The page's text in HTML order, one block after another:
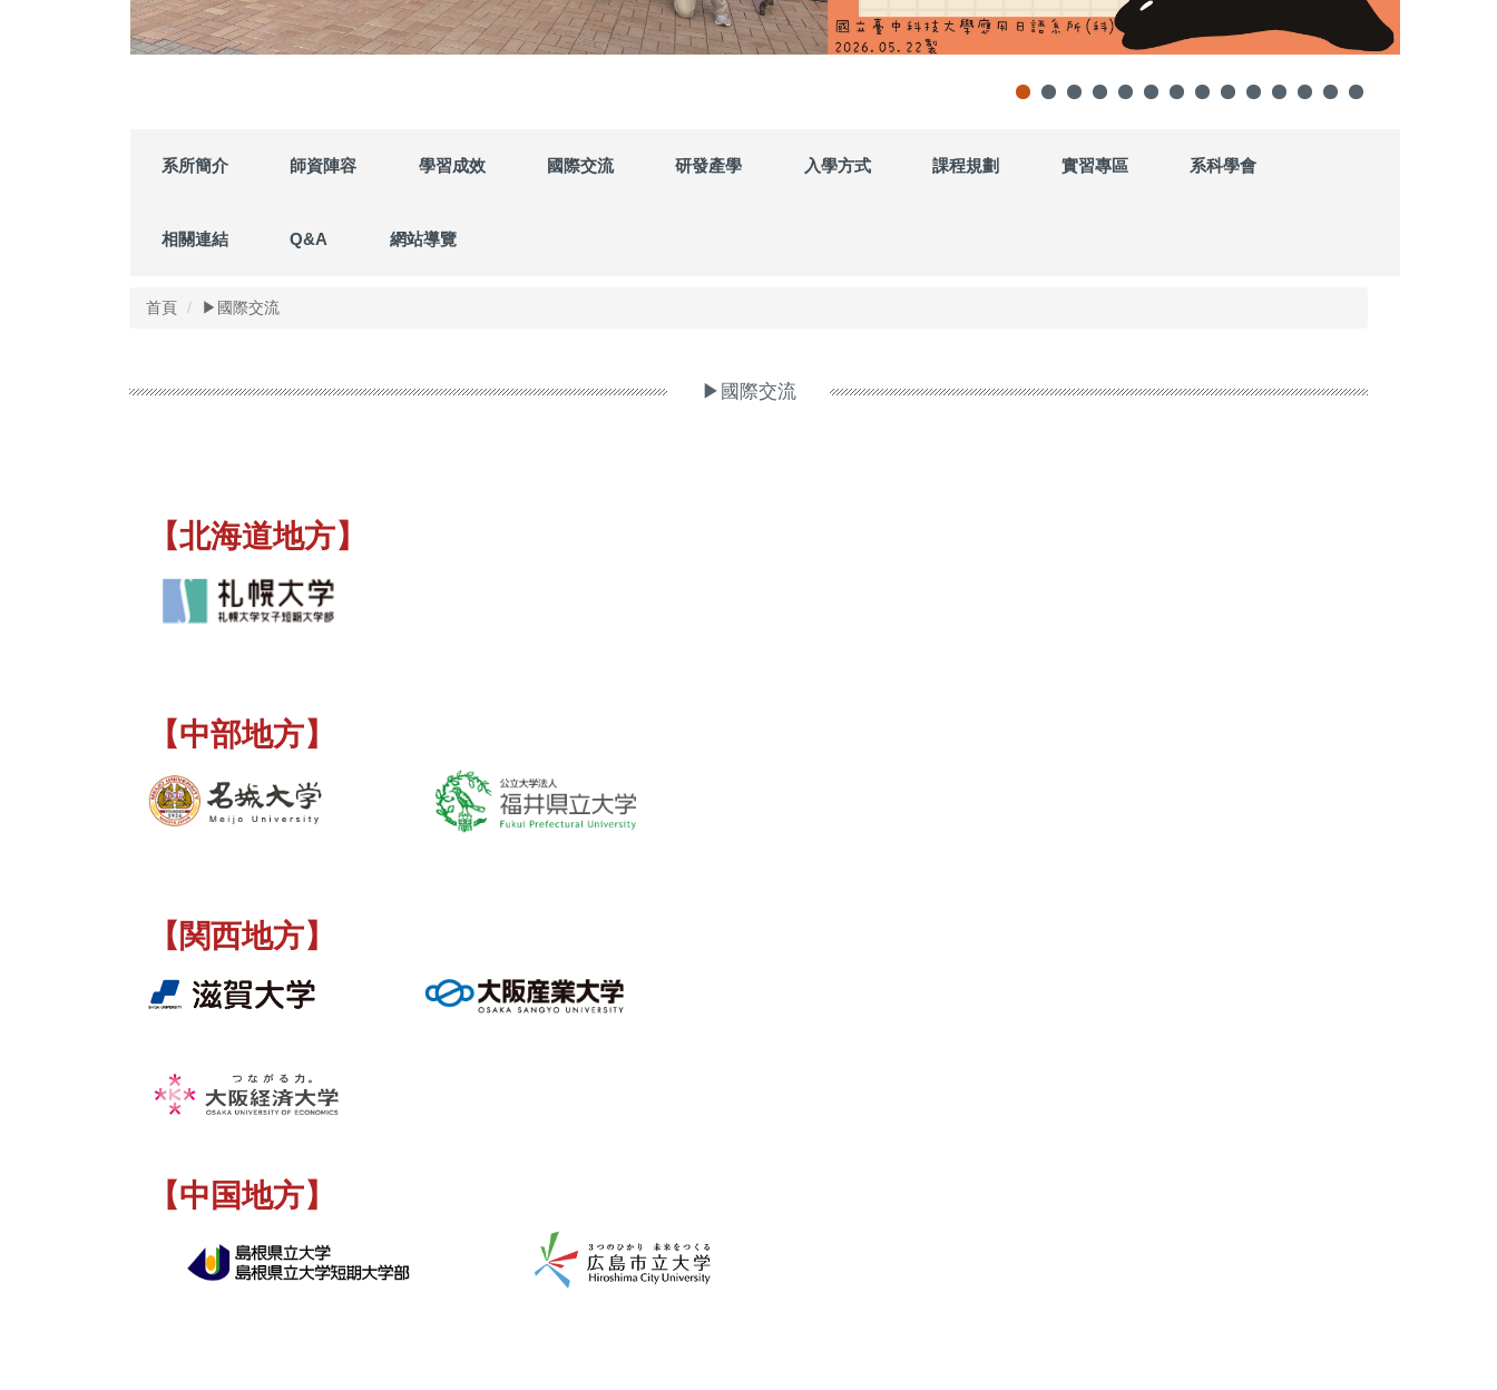
系所簡介 師資陣容 學習成效 國際交流 研發產學 入學方式 課程規劃 實習專區 系科學會
相關連結 Q&A 網站導覽
首頁 ▶國際交流
▶國際交流
【北海道地方】
【中部地方】
【関西地方】
【中国地方】